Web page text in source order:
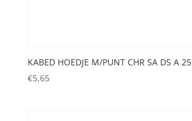
KABED HOEDJE M/PUNT CHR SA DS A 25
€5,65